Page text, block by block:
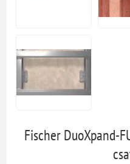
Fischer DuoXpand-